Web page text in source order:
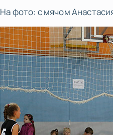
На фото: с мячом